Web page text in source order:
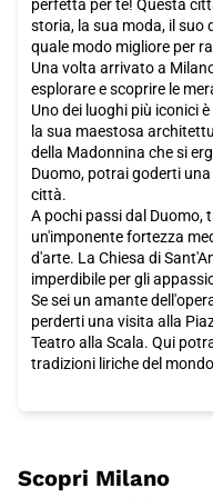
perfetta per te! Questa
storia, la sua moda, il suo
quale modo migliore per
Una volta arrivato a
esplorare e scoprire le
Uno dei luoghi più iconici
la sua maestosa
della Madonnina che si
Duomo, potrai goderti
città.
A pochi passi dal Duomo,
un'imponente fortezza
d'arte. La Chiesa di
imperdibile per gli
Se sei un amante
perderti una visita alla
Teatro alla Scala. Qui
tradizioni liriche del
della Spiga e Corso
famose e affascinanti in
Scopri Milano